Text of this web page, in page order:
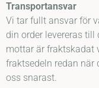
Transportansvar
Vi tar fullt ansvar för
din order levereras
mottar är fraktskadat
fraktsedeln redan när
oss snarast.